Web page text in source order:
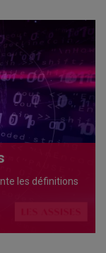
les définitions